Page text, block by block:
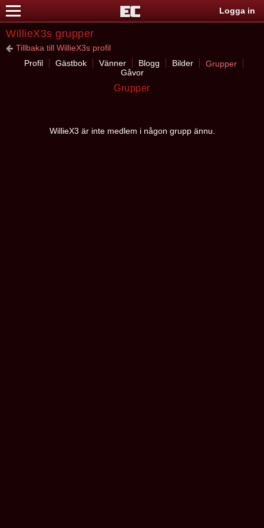
Logga in
WillieX3s grupper
Tillbaka till WillieX3s profil
Profil
Gästbok Vänner Blogg Bilder
Grupper
Gåvor
Grupper
WillieX3 är inte medlem i någon grupp ännu.